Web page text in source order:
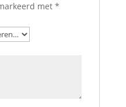
met *